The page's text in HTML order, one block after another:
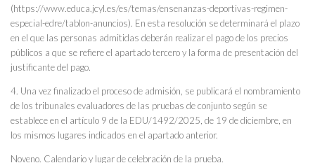
(https://www.educa.jcyl.es/es/temas/ensenanzas-deportivas-regimen-
especial-edre/tablon-anuncios). En esta resolución se determinará el plazo
en el que las personas admitidas deberán realizar el pago de los precios
públicos a que se refiere el apartado tercero y la forma de presentación del
justificante del pago.
4. Una vez finalizado el proceso de admisión, se publicará el nombramiento
de los tribunales evaluadores de las pruebas de conjunto según se
establece en el artículo 9 de la EDU/1492/2025, de 19 de diciembre, en
los mismos lugares indicados en el apartado anterior.
Noveno. Calendario y lugar de celebración de la prueba.